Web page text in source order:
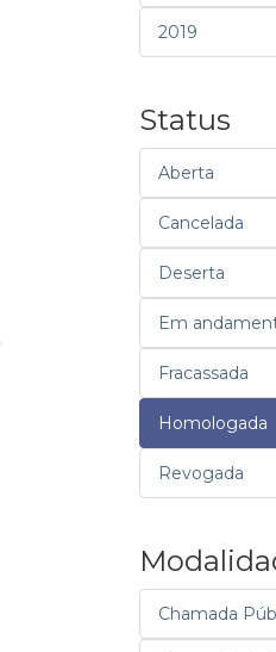
2019
Status
Aberta
Cancelada
Deserta
Em
Fracassada
Homologada
Revogada
Chamada